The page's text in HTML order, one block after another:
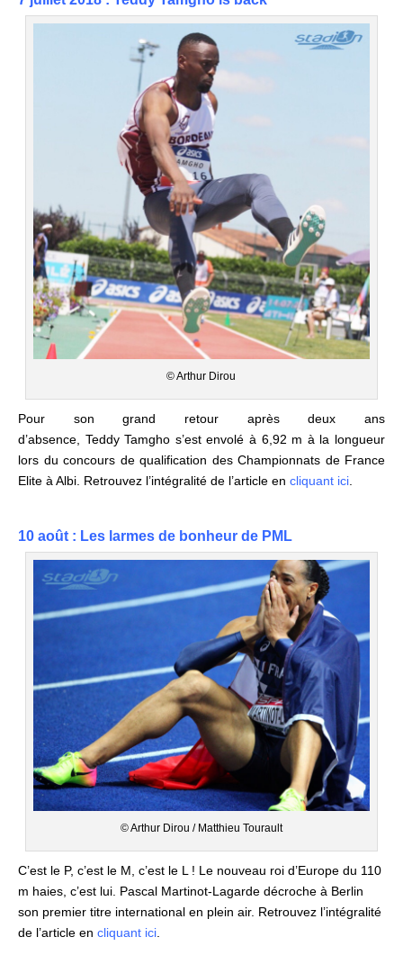
© Arthur Dirou
Pour son grand retour après deux ans
d’absence, Teddy Tamgho s’est envolé à 6,92 m à la longueur
lors du concours de qualification des Championnats de France
Elite à Albi. Retrouvez l’intégralité de l’article en cliquant ici.
10 août : Les larmes de bonheur de PML
© Arthur Dirou / Matthieu Tourault
C’est le P, c’est le M, c’est le L ! Le nouveau roi d’Europe du 110
m haies, c’est lui. Pascal Martinot-Lagarde décroche à Berlin
son premier titre international en plein air. Retrouvez l’intégralité
de l’article en cliquant ici.